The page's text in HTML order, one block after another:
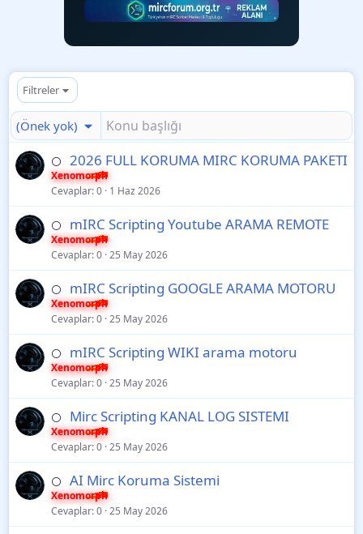
Filtreler
(Önek yok)
⚪ 2026 FULL KORUMA MIRC KORUMA PAKETI
Xenomorph
Cevaplar 0 1 Haz 2026
⚪ mIRC Scripting Youtube ARAMA REMOTE
Xenomorph
Cevaplar 0 25 May 2026
⚪ mIRC Scripting GOOGLE ARAMA MOTORU
Xenomorph
Cevaplar 0 25 May 2026
⚪ mIRC Scripting WIKI arama motoru
Xenomorph
Cevaplar 0 25 May 2026
⚪ Mirc Scripting KANAL LOG SISTEMI
Xenomorph
Cevaplar 0 25 May 2026
⚪ AI Mirc Koruma Sistemi
Xenomorph
Cevaplar 0 25 May 2026